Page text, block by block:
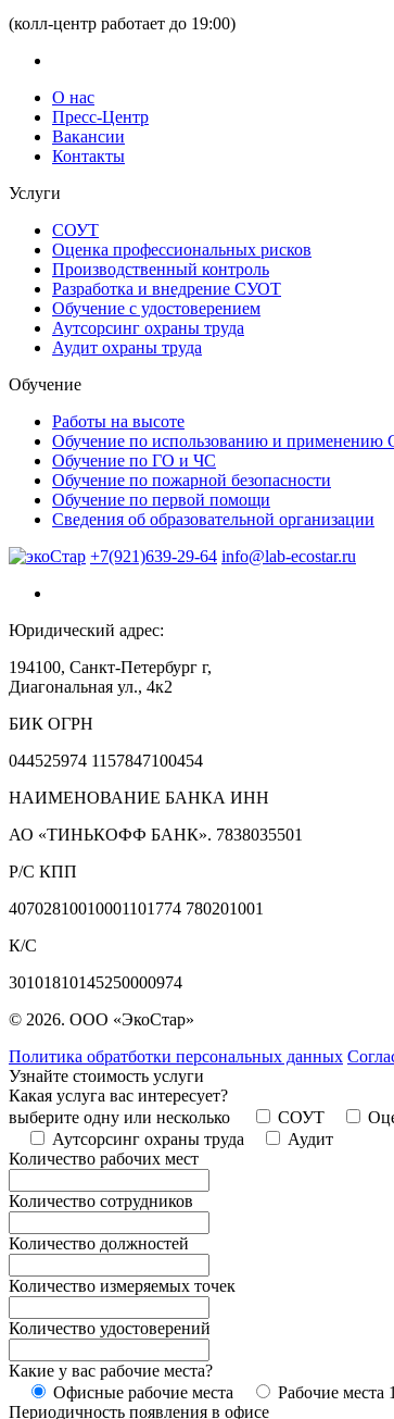
(колл-центр работает до 19:00)
О нас
Пресс-Центр
Вакансии
Контакты
Услуги
СОУТ
Оценка профессиональных рисков
Производственный контроль
Разработка и внедрение СУОТ
Обучение с удостоверением
Аутсорсинг охраны труда
Аудит охраны труда
Обучение
Работы на высоте
Обучение по использованию и применению
Обучение по ГО и ЧС
Обучение по пожарной безопасности
Обучение по первой помощи
Сведения об образовательной организации
+7(921)639-29-64 info@lab-ecostar.ru
Юридический адрес:
194100, Санкт-Петербург г,
Диагональная ул., 4к2
БИК ОГРН
044525974 1157847100454
НАИМЕНОВАНИЕ БАНКА ИНН
АО «ТИНЬКОФФ БАНК». 7838035501
Р/С КПП
40702810010001101774 780201001
К/С
30101810145250000974
© 2026. ООО «ЭкоСтар»
Политика обратботки персональных данных
Узнайте стоимость услуги
Какая услуга вас интересует?
выберите одну или несколько
СОУТ
Аутсорсинг охраны труда
Аудит
Количество рабочих мест
Количество сотрудников
Количество должностей
Количество измеряемых точек
Количество удостоверений
Какие у вас рабочие места?
Офисные рабочие места
Рабочие места
Периодичность появления в офисе